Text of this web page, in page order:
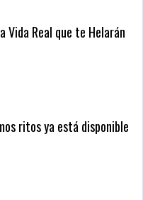
Vida Real que te Helarán
ritos ya está disponible